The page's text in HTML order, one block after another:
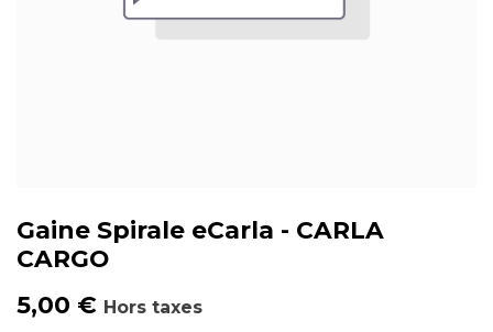
Gaine Spirale eCarla - CARLA
CARGO
5,00 € Hors taxes